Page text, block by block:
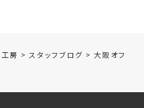
房 > スタッフブログ > 大阪オフ